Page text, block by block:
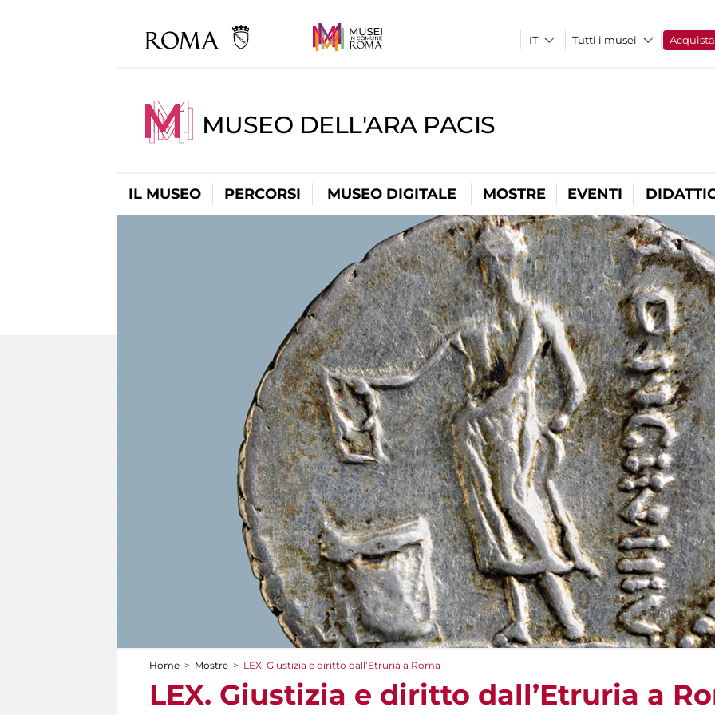
Tutti i musei Acquista
MUSEO DELL'ARA PACIS
IL MUSEO PERCORSI MUSEO DIGITALE MOSTRE EVENTI
Tu sei qui
Home > Mostre > LEX. Giustizia e diritto dall’Etruria a Roma
LEX. Giustizia e diritto dall’Etruria a